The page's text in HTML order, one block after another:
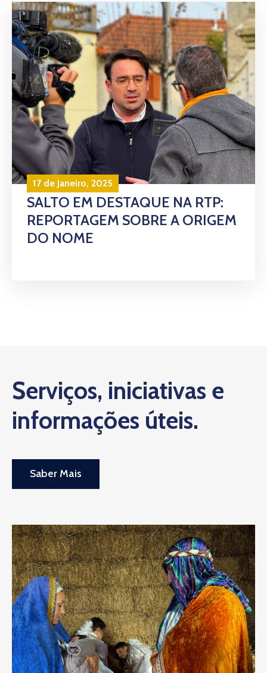
17 de Janeiro, 2025
SALTO EM DESTAQUE NA RTP:
REPORTAGEM SOBRE A ORIGEM
DO NOME
Serviços, iniciativas e
informações úteis.
Saber Mais